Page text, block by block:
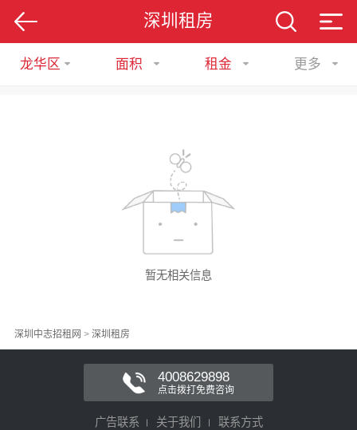
深圳租房
龙华区 面积 租金 更多
暂无相关信息
深圳中志招租网 > 深圳租房
4008629898
点击拨打免费咨询
广告联系 关于我们 联系方式